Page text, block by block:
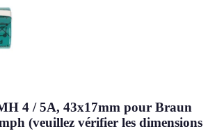
4 / 5A, 43x17mm pour Braun
(veuillez vérifier les dimensions